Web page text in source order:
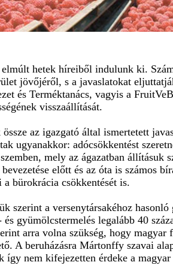
hetek híreiből indulunk ki.
jövőjéről, s a javaslatokat
és Terméktanács, vagyis a
visszaállítását.
az igazgató által ismertetett
ugyanakkor: adócsökkentést
mely az ágazatban állításuk
előtt és az óta is számos
bürokrácia csökkentését is.
szerint a versenytársakéhoz hasonló
gyümölcstermelés legalább 40
arra volna szükség, hogy
A beruházásra Mártonffy szavai
nem kifejezetten érdeke a